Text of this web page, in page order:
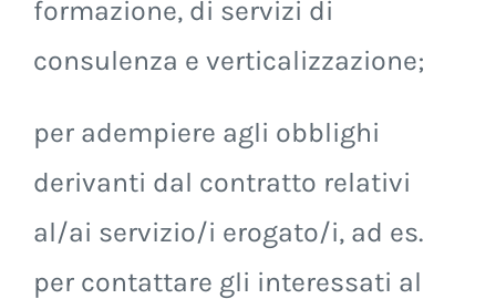
formazione, di servizi di
consulenza e verticalizzazione;
per adempiere agli obblighi
derivanti dal contratto relativi
al/ai servizio/i erogato/i, ad es.
per contattare gli interessati al